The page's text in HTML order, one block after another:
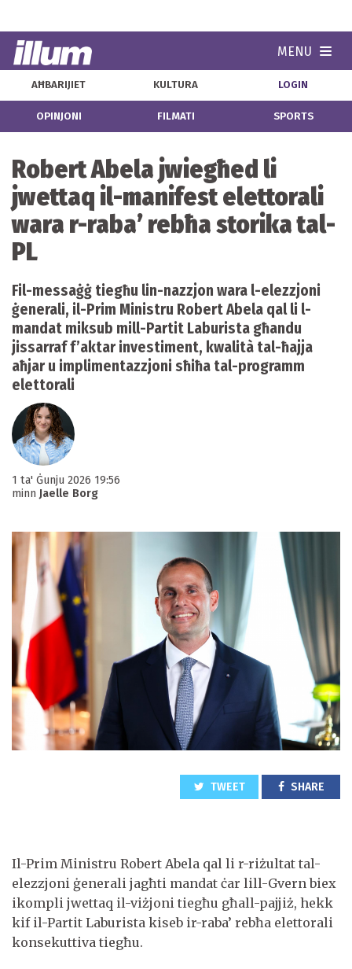
MENU
AĦBARIJIET KULTURA LOGIN
OPINJONI FILMATI SPORTS
Robert Abela jwiegħed li
jwettaq il-manifest elettorali
wara r-raba’ rebħa storika tal-
PL
Fil-messaġġ tiegħu lin-nazzjon wara l-elezzjoni
ġenerali, il-Prim Ministru Robert Abela qal li l-
mandat miksub mill-Partit Laburista għandu
jissarraf f’aktar investiment, kwalità tal-ħajja
aħjar u implimentazzjoni sħiħa tal-programm
elettorali
1 ta' Ġunju 2026 19:56
minn Jaelle Borg
TWEET SHARE
Il-Prim Ministru Robert Abela qal li r-riżultat tal-
elezzjoni ġenerali jagħti mandat ċar lill-Gvern biex
ikompli jwettaq il-viżjoni tiegħu għall-pajjiż, hekk
kif il-Partit Laburista kiseb ir-raba’ rebħa elettorali
konsekuttiva tiegħu.